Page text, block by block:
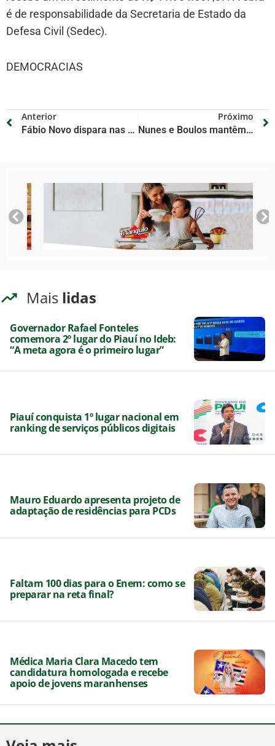
é de responsabilidade da Secretaria de Estado da
Defesa Civil (Sedec).
DEMOCRACIAS
Anterior
Fábio Novo dispara nas pesquisas e consolida liderança na corrida pela prefeitura de Teresina
Próximo
Nunes e Boulos mantêm liderança e Marçal encosta em 3º, afirma Datafolha
Mais lidas
Governador Rafael Fonteles
comemora 2º lugar do Piauí no Ideb:
“A meta agora é o primeiro lugar”
Piauí conquista 1º lugar nacional em
ranking de serviços públicos digitais
Mauro Eduardo apresenta projeto de
adaptação de residências para PCDs
Faltam 100 dias para o Enem: como se
preparar na reta final?
Médica Maria Clara Macedo tem
candidatura homologada e recebe
apoio de jovens maranhenses